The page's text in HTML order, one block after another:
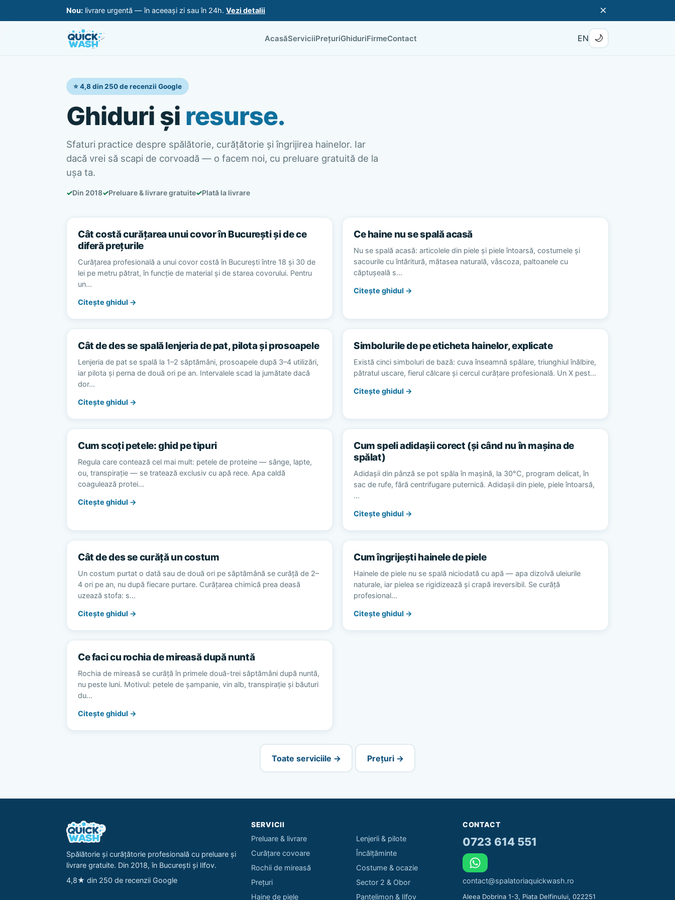
Nou: livrare urgentă — în aceeași zi sau în 24h. Vezi detalii ×
AcasăServiciiPrețuriGhiduriFirmeContact EN 🌙
⭐ 4,8 din 250 de recenzii Google
Ghiduri și resurse.
Sfaturi practice despre spălătorie, curățătorie și îngrijirea hainelor. Iar
dacă vrei să scapi de corvoadă — o facem noi, cu preluare gratuită de la
ușa ta.
✓Din 2018✓Preluare & livrare gratuite✓Plată la livrare
Cât costă curățarea unui covor în București și de ce
diferă prețurile
Curățarea profesională a unui covor costă în București între 18 și 30 de
lei pe metru pătrat, în funcție de material și de starea covorului. Pentru
un…
Citește ghidul →
Ce haine nu se spală acasă
Nu se spală acasă: articolele din piele și piele întoarsă, costumele și
sacourile cu întăritură, mătasea naturală, vâscoza, paltoanele cu
căptușeală s…
Citește ghidul →
Cât de des se spală lenjeria de pat, pilota și prosoapele
Lenjeria de pat se spală la 1–2 săptămâni, prosoapele după 3–4 utilizări,
iar pilota și perna de două ori pe an. Intervalele scad la jumătate dacă
dor…
Citește ghidul →
Simbolurile de pe eticheta hainelor, explicate
Există cinci simboluri de bază: cuva înseamnă spălare, triunghiul înălbire,
pătratul uscare, fierul călcare și cercul curățare profesională. Un X pest…
Citește ghidul →
Cum scoți petele: ghid pe tipuri
Regula care contează cel mai mult: petele de proteine — sânge, lapte,
ou, transpirație — se tratează exclusiv cu apă rece. Apa caldă
coagulează protei…
Citește ghidul →
Cum speli adidașii corect (și când nu în mașina de
spălat)
Adidașii din pânză se pot spăla în mașină, la 30°C, program delicat, în
sac de rufe, fără centrifugare puternică. Adidașii din piele, piele întoarsă,
…
Citește ghidul →
Cât de des se curăță un costum
Un costum purtat o dată sau de două ori pe săptămână se curăță de 2–
4 ori pe an, nu după fiecare purtare. Curățarea chimică prea deasă
uzează stofa: s…
Citește ghidul →
Cum îngrijești hainele de piele
Hainele de piele nu se spală niciodată cu apă — apa dizolvă uleiurile
naturale, iar pielea se rigidizează și crapă ireversibil. Se curăță
profesional…
Citește ghidul →
Ce faci cu rochia de mireasă după nuntă
Rochia de mireasă se curăță în primele două-trei săptămâni după nuntă,
nu peste luni. Motivul: petele de șampanie, vin alb, transpirație și băuturi
du…
Citește ghidul →
Toate serviciile → Prețuri →
Spălătorie și curățătorie profesională cu preluare și
livrare gratuite. Din 2018, în București și Ilfov.
4,8★ din 250 de recenzii Google
SERVICII
Preluare & livrare
Curățare covoare
Rochii de mireasă
Prețuri
Haine de piele
Lenjerii & pilote
Încălțăminte
Costume & ocazie
Sector 2 & Obor
Pantelimon & Ilfov
CONTACT
0723 614 551
contact@spalatoriaquickwash.ro
Aleea Dobrina 1-3, Piața Delfinului, 022251